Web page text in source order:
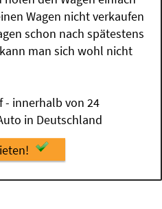
Wagen nicht verkaufen
schon nach spätestens
man sich wohl nicht
- innerhalb von 24
in Deutschland